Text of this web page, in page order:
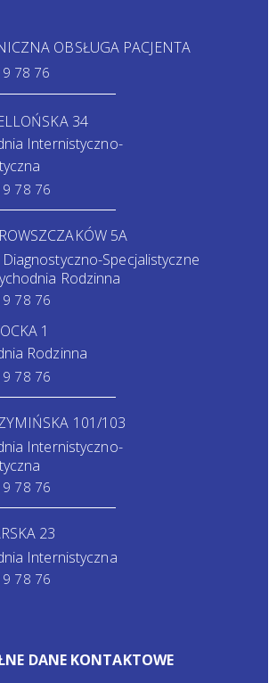
OBSŁUGA PACJENTA
78 76
34
Internistyczno-
78 76
5A
Specjalistyczne
Rodzinna
78 76
1
Rodzinna
78 76
101/103
Internistyczno-
78 76
23
Internistyczna
78 76
DANE KONTAKTOWE